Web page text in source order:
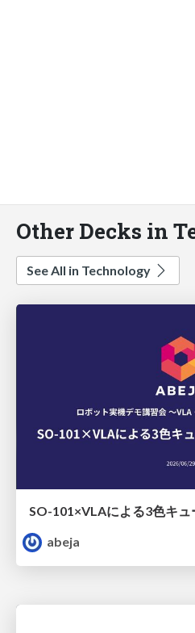
Other Decks in
See All in Technology
abeja